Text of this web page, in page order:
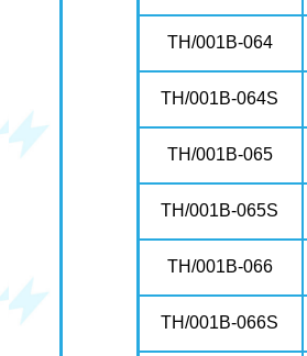
TH/001B-064
TH/001B-064S
TH/001B-065
TH/001B-065S
TH/001B-066
TH/001B-066S